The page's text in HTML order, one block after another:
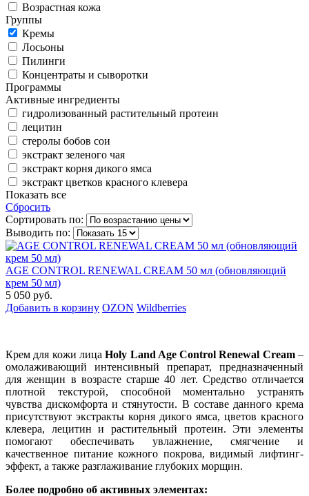
Возрастная кожа
Группы
Кремы
Лосьоны
Пилинги
Концентраты и сыворотки
Программы
Активные ингредиенты
гидролизованный растительный протеин
лецитин
стеролы бобов сои
экстракт зеленого чая
экстракт корня дикого ямса
экстракт цветков красного клевера
Показать все
Сбросить
Сортировать по:
Выводить по:
AGE CONTROL RENEWAL CREAM 50 мл (обновляющий
крем 50 мл)
5 050 руб.
Добавить в корзину OZON Wildberries
Крем для кожи лицаHoly Land Age Control Renewal Cream–
омолаживающий интенсивный препарат, предназначенный
для женщин в возрасте старше 40 лет. Средство отличается
плотной текстурой, способной моментально устранять
чувства дискомфорта и стянутости. В составе данного крема
присутствуют экстракты корня дикого ямса, цветов красного
клевера, лецитин и растительный протеин. Эти элементы
помогают обеспечивать увлажнение, смягчение и
качественное питание кожного покрова, видимый лифтинг-
эффект, а также разглаживание глубоких морщин.
Более подробно об активных элементах: